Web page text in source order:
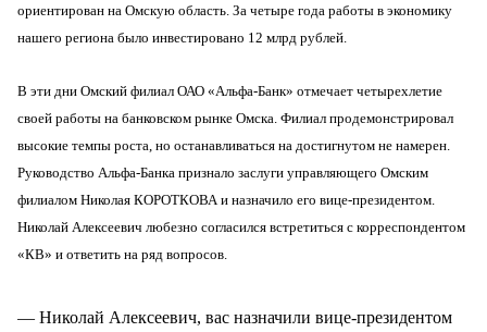
ориентирован на Омскую область. За четыре года работы в экономику
нашего региона было инвестировано 12 млрд рублей.
В эти дни Омский филиал ОАО «Альфа-Банк» отмечает четырехлетие
своей работы на банковском рынке Омска. Филиал продемонстрировал
высокие темпы роста, но останавливаться на достигнутом не намерен.
Руководство Альфа-Банка признало заслуги управляющего Омским
филиалом Николая КОРОТКОВА и назначило его вице-президентом.
Николай Алексеевич любезно согласился встретиться с корреспондентом
«КВ» и ответить на ряд вопросов.
— Николай Алексеевич, вас назначили вице-президентом